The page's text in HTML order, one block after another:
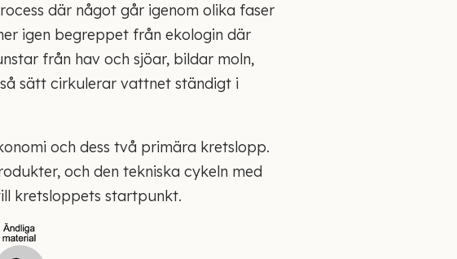
där något går igenom olika faser
igen begreppet från ekologin där
från hav och sjöar, bildar moln,
sätt cirkulerar vattnet ständigt i
och dess två primära kretslopp.
och den tekniska cykeln med
kretsloppets startpunkt.